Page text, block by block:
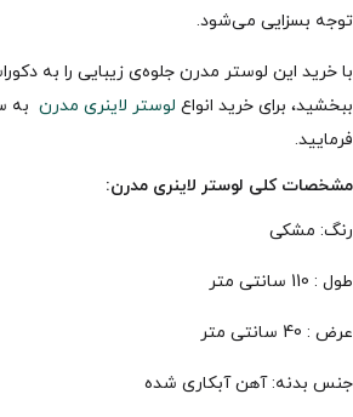
توجه بسزایی می‌شود.
با خرید این لوستر مدرن جلوه‌ی زیبایی را به
ببخشید، برای خرید انواع لوستر لاینری مدرن به
فرمایید.
مشخصات کلی لوستر لاینری مدرن:
رنگ: مشکی
طول : 110 سانتی متر
عرض : 40 سانتی متر
جنس بدنه: آهن آبکاری شده